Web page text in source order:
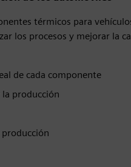
térmicos para
los procesos y mejorar la
de cada componente
producción